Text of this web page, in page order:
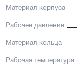
Материал корпуса
Рабочее давление
Материал кольца
Рабочая температура